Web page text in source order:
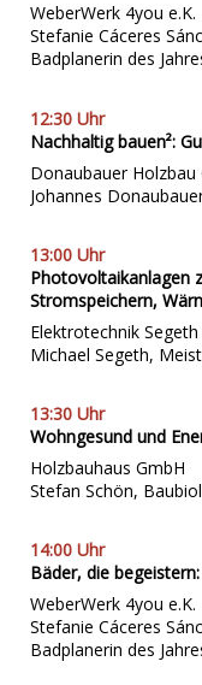
WeberWerk 4you e.K.
Stefanie Cáceres
Badplanerin des
12:30 Uhr
Nachhaltig bauen²:
Donaubauer Holzbau
Johannes
13:00 Uhr
Photovoltaikanlagen
Stromspeichern,
Elektrotechnik Segeth
Michael Segeth,
13:30 Uhr
Wohngesund und
Holzbauhaus GmbH
Stefan Schön,
14:00 Uhr
Bäder, die
WeberWerk 4you e.K.
Stefanie Cáceres
Badplanerin des